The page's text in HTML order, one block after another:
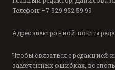
Телефон: +7 929 952 59 99
Адрес электронной почты
Чтобы связаться с редакцией
замеченных ошибках,